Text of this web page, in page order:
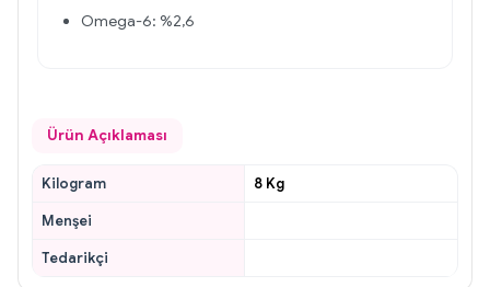
Omega-6: %2,6
Ürün Açıklaması
Kilogram
8 Kg
Menşei
Tedarikçi